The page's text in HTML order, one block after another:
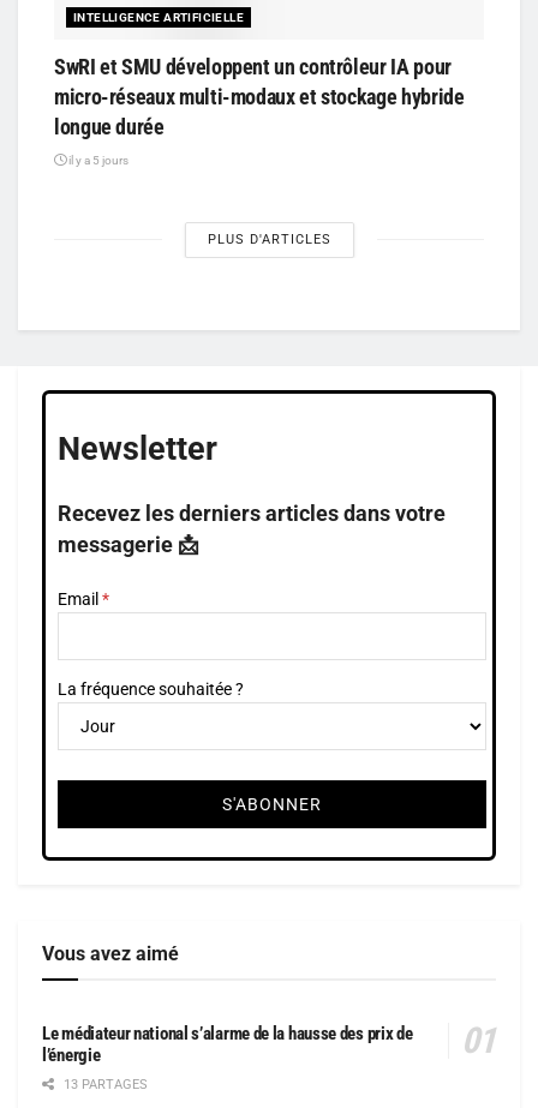
INTELLIGENCE ARTIFICIELLE
SwRI et SMU développent un contrôleur IA pour
micro-réseaux multi-modaux et stockage hybride
longue durée
il y a 5 jours
PLUS D'ARTICLES
Newsletter
Recevez les derniers articles dans votre
messagerie 📩
Email
La fréquence souhaitée ?
Vous avez aimé
Le médiateur national s’alarme de la hausse des prix de
l’énergie
13 PARTAGES